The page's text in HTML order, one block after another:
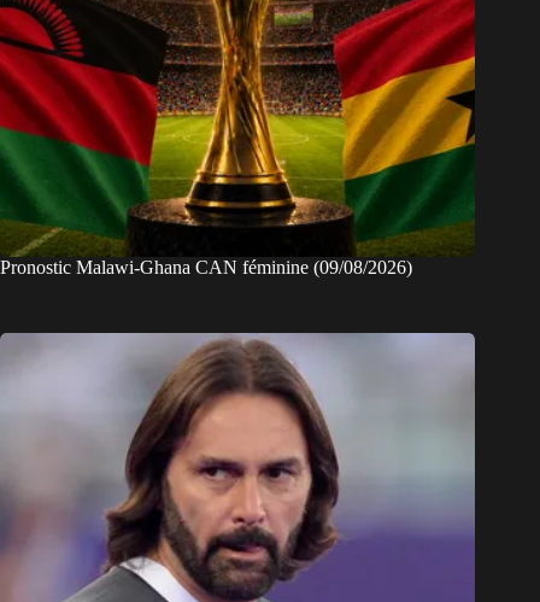
Pronostic Malawi-Ghana CAN féminine (09/08/2026)